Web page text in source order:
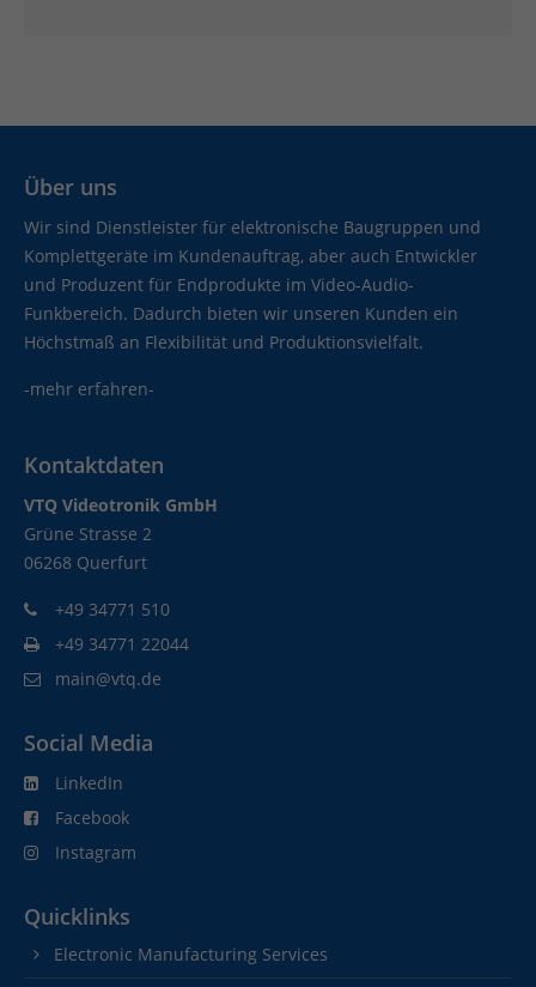
Über uns
Wir sind Dienstleister für elektronische Baugruppen und
Komplettgeräte im Kundenauftrag, aber auch Entwickler
und Produzent für Endprodukte im Video-Audio-
Funkbereich. Dadurch bieten wir unseren Kunden ein
Höchstmaß an Flexibilität und Produktionsvielfalt.
-mehr erfahren-
Kontaktdaten
VTQ Videotronik GmbH
Grüne Strasse 2
06268 Querfurt
+49 34771 510
+49 34771 22044
main@vtq.de
Social Media
LinkedIn
Facebook
Instagram
Quicklinks
Electronic Manufacturing Services